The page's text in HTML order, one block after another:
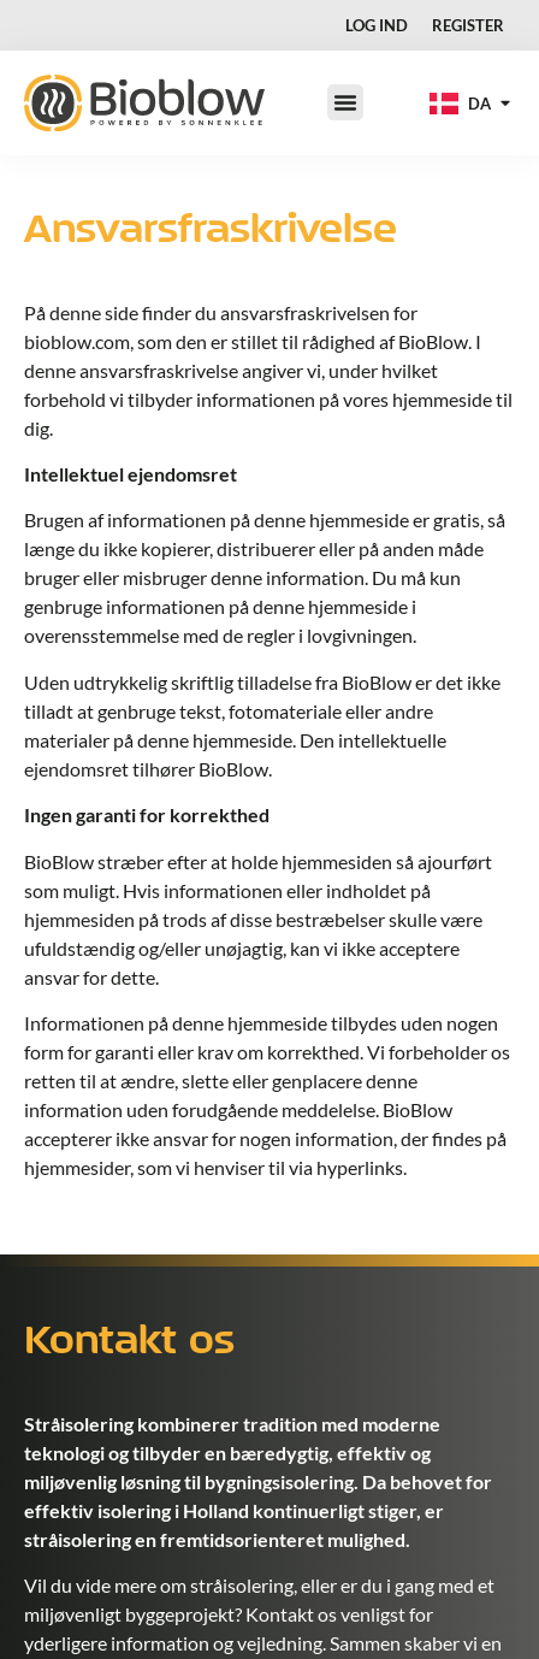
LOG IND REGISTER
DA
JA
Ansvarsfraskrivelse
På denne side finder du ansvarsfraskrivelsen for
bioblow.com, som den er stillet til rådighed af BioBlow. I
denne ansvarsfraskrivelse angiver vi, under hvilket
forbehold vi tilbyder informationen på vores hjemmeside til
dig.
Intellektuel ejendomsret
Brugen af informationen på denne hjemmeside er gratis, så
længe du ikke kopierer, distribuerer eller på anden måde
bruger eller misbruger denne information. Du må kun
genbruge informationen på denne hjemmeside i
overensstemmelse med de regler i lovgivningen.
Uden udtrykkelig skriftlig tilladelse fra BioBlow er det ikke
tilladt at genbruge tekst, fotomateriale eller andre
materialer på denne hjemmeside. Den intellektuelle
ejendomsret tilhører BioBlow.
Ingen garanti for korrekthed
BioBlow stræber efter at holde hjemmesiden så ajourført
som muligt. Hvis informationen eller indholdet på
hjemmesiden på trods af disse bestræbelser skulle være
ufuldstændig og/eller unøjagtig, kan vi ikke acceptere
ansvar for dette.
Informationen på denne hjemmeside tilbydes uden nogen
form for garanti eller krav om korrekthed. Vi forbeholder os
retten til at ændre, slette eller genplacere denne
information uden forudgående meddelelse. BioBlow
accepterer ikke ansvar for nogen information, der findes på
hjemmesider, som vi henviser til via hyperlinks.
Kontakt os
Stråisolering kombinerer tradition med moderne
teknologi og tilbyder en bæredygtig, effektiv og
miljøvenlig løsning til bygningsisolering. Da behovet for
effektiv isolering i Holland kontinuerligt stiger, er
stråisolering en fremtidsorienteret mulighed.
Vil du vide mere om stråisolering, eller er du i gang med et
miljøvenligt byggeprojekt? Kontakt os venligst for
yderligere information og vejledning. Sammen skaber vi en